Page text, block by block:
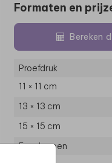
Formaten en
Bereken
Proefdruk
11 × 11 cm
13 × 13 cm
15 × 15 cm
Enveloppen